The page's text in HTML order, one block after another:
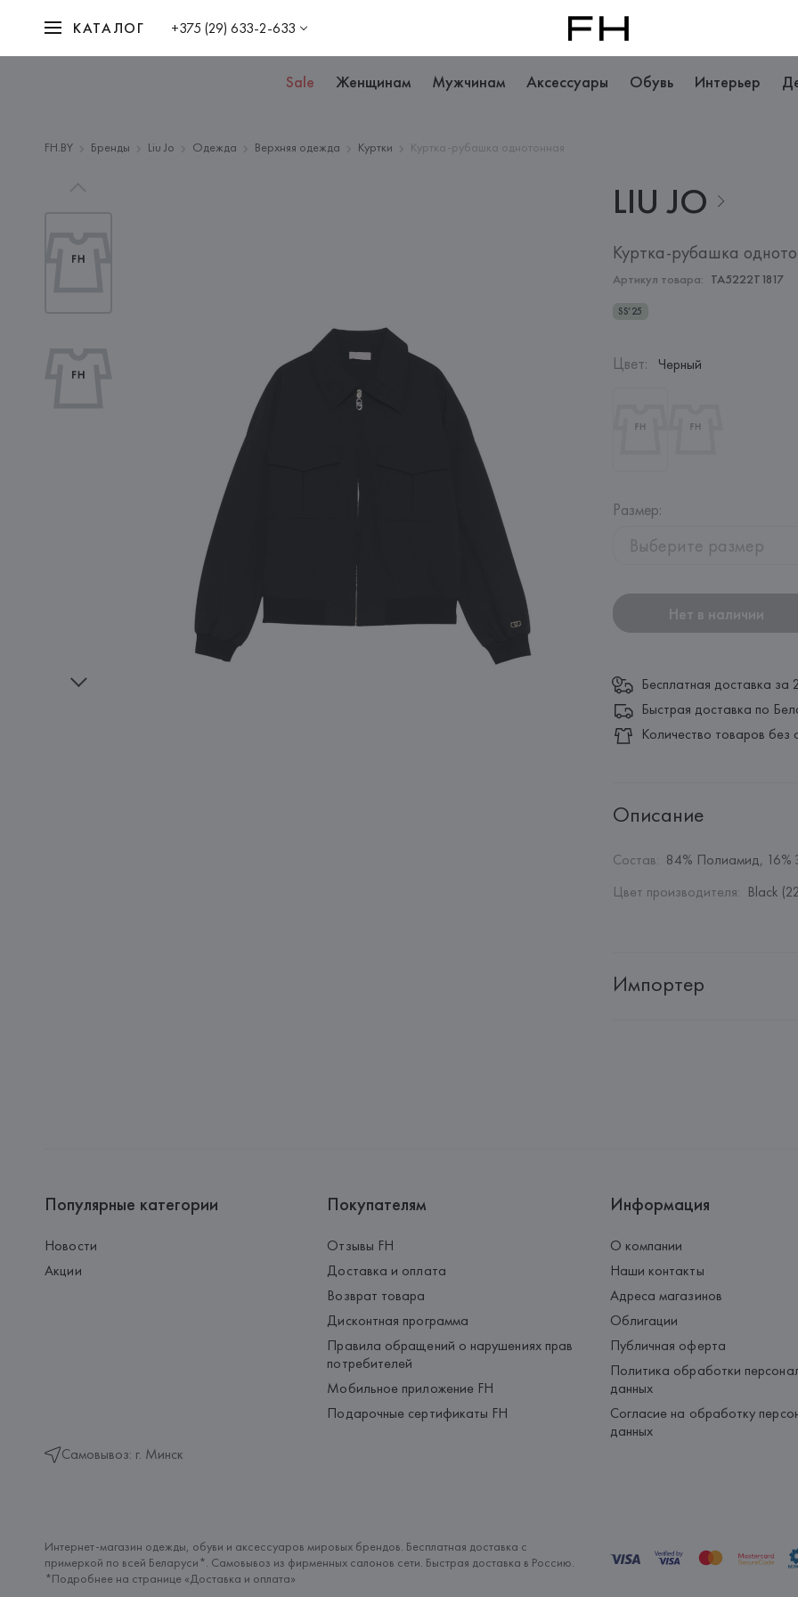
КАТАЛОГ +375 (29) 633-2-633
Sale Женщинам Мужчинам Аксессуары Обувь Интерьер
FH.BY Бренды Liu Jo Одежда Верхняя одежда Куртки Куртка-рубашка однотонная
LIU JO
Куртка-рубашка
Артикул товара: TA5222T1817
SS’25
Цвет: Черный
Размер:
Выберите размер
Нет в наличии
Бесплатная доставка за
Быстрая доставка по
Количество товаров без
Описание
Состав: 84% Полиамид, 16%
Цвет производителя: Black
Импортер
Популярные категории
Новости
Акции
Самовывоз: г. Минск
Покупателям
Отзывы FH
Доставка и оплата
Возврат товара
Дисконтная программа
Правила обращений о нарушениях прав
потребителей
Мобильное приложение FH
Подарочные сертификаты FH
Информация
О компании
Наши контакты
Адреса магазинов
Облигации
Публичная оферта
Политика обработки
данных
Согласие на обработку
данных
Интернет-магазин одежды, обуви и аксессуаров мировых брендов. Бесплатная доставка с
примеркой по всей Беларуси*. Самовывоз из фирменных салонов сети. Быстрая доставка в Россию.
*Подробнее на странице «Доставка и оплата»